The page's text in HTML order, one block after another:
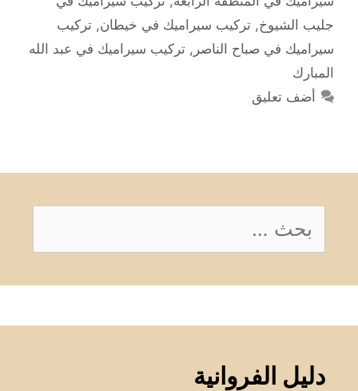
جليب الشيوخ, تركيب سيراميك في خيطان, تركيب
سيراميك في صباح الناصر , تركيب سيراميك في عبد الله
المبارك
أضف تعليق
البحث
عن:
دليل الفروانية